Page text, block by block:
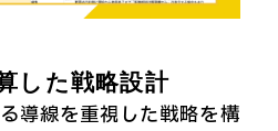
した戦略設計
導線を重視した戦略を構